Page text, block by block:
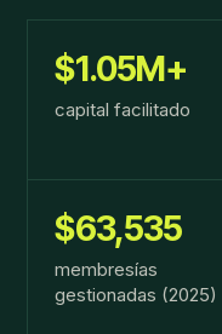
$1.05M+
capital facilitado
$63,535
membresías
gestionadas (2025)